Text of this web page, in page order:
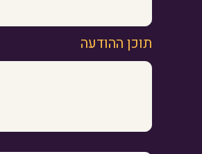
תוכן ההודעה